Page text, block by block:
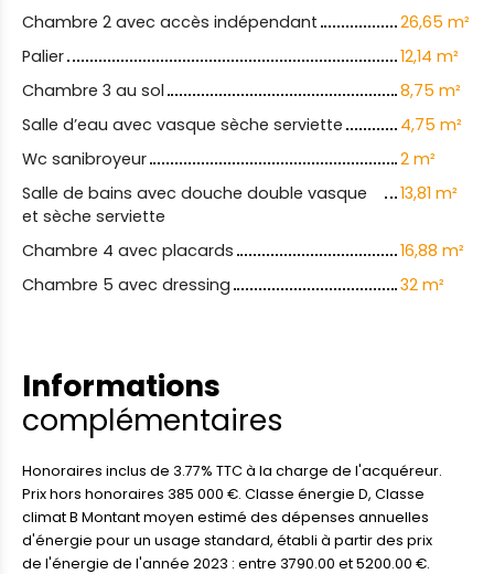
Chambre 2 avec accès indépendant
26,65 m²
Palier
12,14 m²
Chambre 3 au sol
8,75 m²
Salle d’eau avec vasque sèche serviette
4,75 m²
Wc sanibroyeur
2 m²
Salle de bains avec douche double vasque
et sèche serviette
13,81 m²
Chambre 4 avec placards
16,88 m²
Chambre 5 avec dressing
32 m²
Informations
complémentaires
Honoraires inclus de 3.77% TTC à la charge de l'acquéreur.
Prix hors honoraires 385 000 €. Classe énergie D, Classe
climat B Montant moyen estimé des dépenses annuelles
d'énergie pour un usage standard, établi à partir des prix
de l'énergie de l'année 2023 : entre 3790.00 et 5200.00 €.